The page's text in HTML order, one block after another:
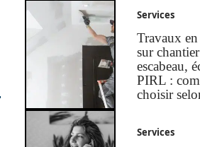
Services
Travaux
sur
escabeau,
PIRL :
choisir
Services